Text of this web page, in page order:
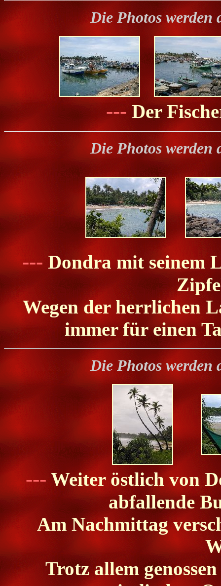
Die Photos
--- Der
Die Photos
--- Dondra mit seinem
Wegen der herrlichen
immer für einen
Die Photos
--- Weiter östlich von
abfallende
Am Nachmittag
Trotz allem